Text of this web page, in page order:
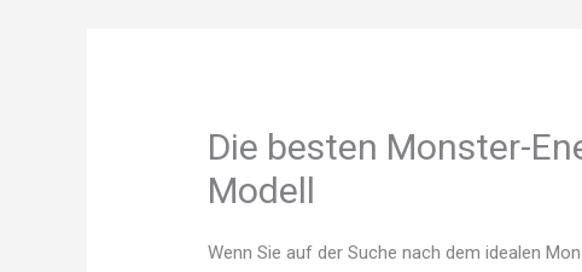
Die besten Monster-
Modell
Wenn Sie auf der Suche nach dem idealen